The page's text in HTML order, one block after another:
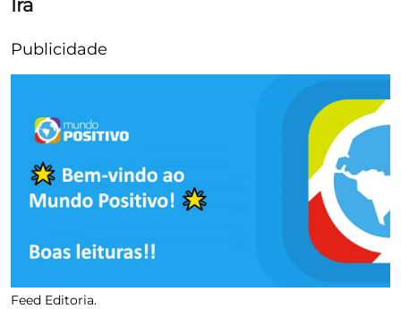
Irã
Publicidade
Feed Editoria.